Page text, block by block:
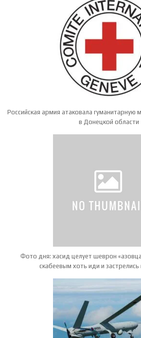
Российская армия атаковала гуманитарную
в Донецкой области
Фото дня: хасид целует шеврон
скабеевым хоть иди и застрелись